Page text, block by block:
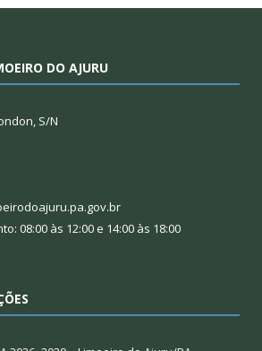
DO AJURU
S/N
08:00 às 12:00 e 14:00 às 18:00